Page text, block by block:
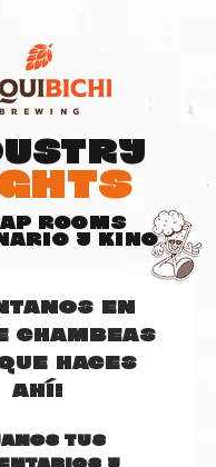
rooms
y kino
en
chambeas
haces
ahí!
tus